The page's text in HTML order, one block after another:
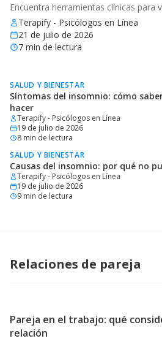
Encuentra herramientas clínicas para
recuperar tu bienestar emocional.
Terapify - Psicólogos en Línea
21 de julio de 2026
7 min de lectura
SALUD Y BIENESTAR
Síntomas del insomnio: cómo
hacer
Terapify - Psicólogos en Línea
19 de julio de 2026
8 min de lectura
SALUD Y BIENESTAR
Causas del insomnio: por qué no
Terapify - Psicólogos en Línea
19 de julio de 2026
9 min de lectura
Relaciones de pareja
Pareja en el trabajo: qué
relación